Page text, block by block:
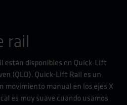
rail
están disponibles en Quick-Lift
(QLD). Quick-Lift Rail es un
movimiento manual en los ejes X
es muy suave cuando usamos